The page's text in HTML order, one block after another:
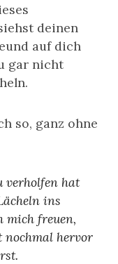
deinen
auf dich
gar nicht
so, ganz ohne
verholfen hat
ins
mich freuen,
hervor